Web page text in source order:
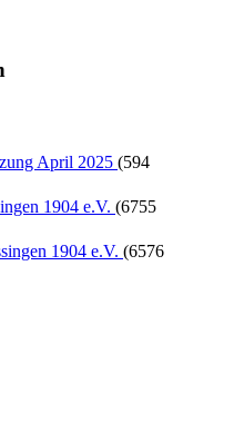
April 2025 (594
1904 e.V. (6755
1904 e.V. (6576